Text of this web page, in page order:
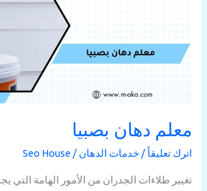
معلم دهان بصبيا
اترك تعليقاً /خدمات الدهان /
Seo House
تغيير طلاءات الجدران من الأمور الهامة التي